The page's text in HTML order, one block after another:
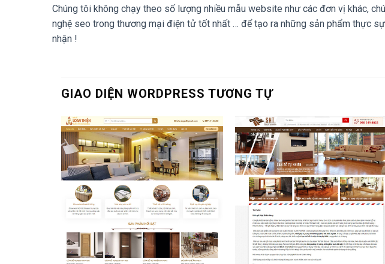
Chúng tôi không chạy theo số lượng nhiều mẫu website như các đơn vị khác,
nghệ seo trong thương mại điện tử tốt nhất … để tạo ra những sản phẩm thực
nhận !
GIAO DIỆN WORDPRESS TƯƠNG TỰ